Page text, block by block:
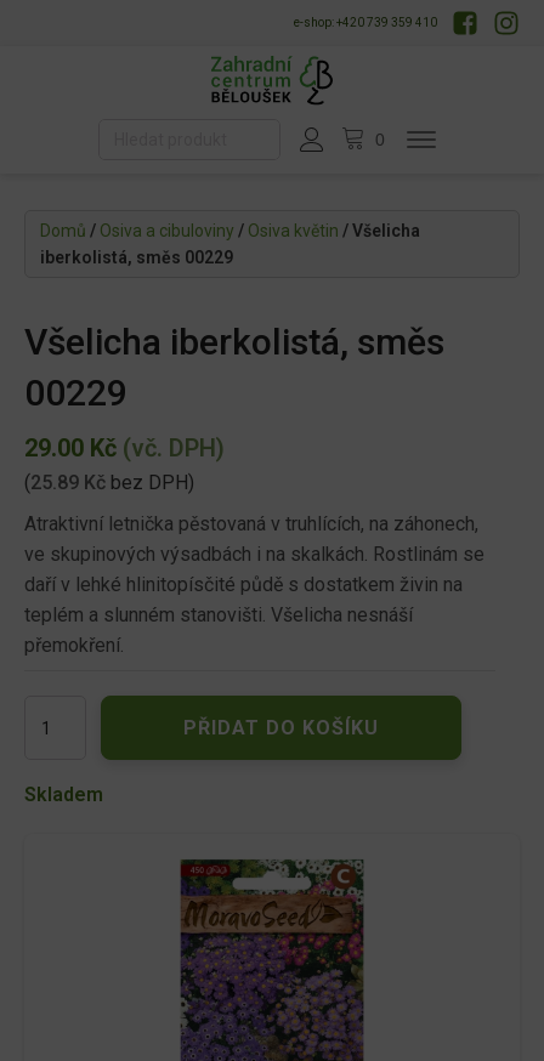
e-shop: +420 739 359 410
Domů / Osiva a cibuloviny / Osiva květin / Všelicha
iberkolistá, směs 00229
Všelicha iberkolistá, směs
00229
29.00 Kč (vč. DPH)
(25.89 Kč bez DPH)
Atraktivní letnička pěstovaná v truhlících, na záhonech,
ve skupinových výsadbách i na skalkách. Rostlinám se
daří v lehké hlinitopísčité půdě s dostatkem živin na
teplém a slunném stanovišti. Všelicha nesnáší
přemokření.
iberkolistá,
00229
PŘIDAT DO KOŠÍKU
Skladem